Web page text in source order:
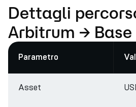
Dettagli
Arbitrum → Base
Parametro
Asset